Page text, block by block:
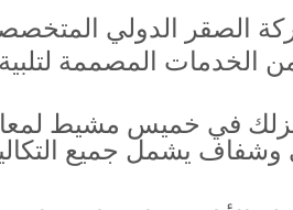
الصقر الدولي